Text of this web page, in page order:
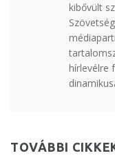
kibővült
hírlevélre
TOVÁBBI